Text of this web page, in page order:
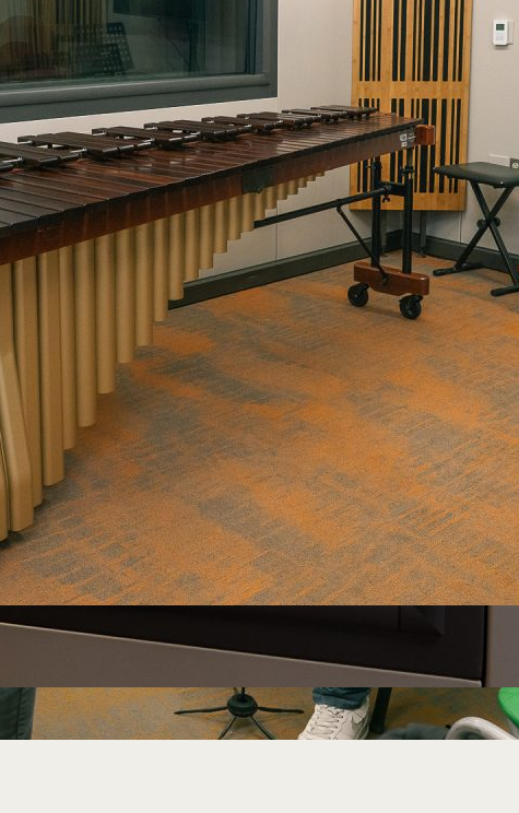
de personería
enero del 2025.
Música
Ext.
2504
Posgrados
Ext. 4925
Educación Continua
Ext. 4795